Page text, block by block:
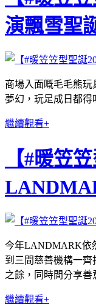
演飄雪聖
商場入面嘅毛毛熊
夢幻，玩足成日都得
繼續觀看+
【#暖笠
今年LANDMARK依
到三間慈善機構一
之餘，同時間分享善
繼續觀看+